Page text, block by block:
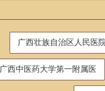
广西壮族自治区人民医
广西中医药大学第一附属医